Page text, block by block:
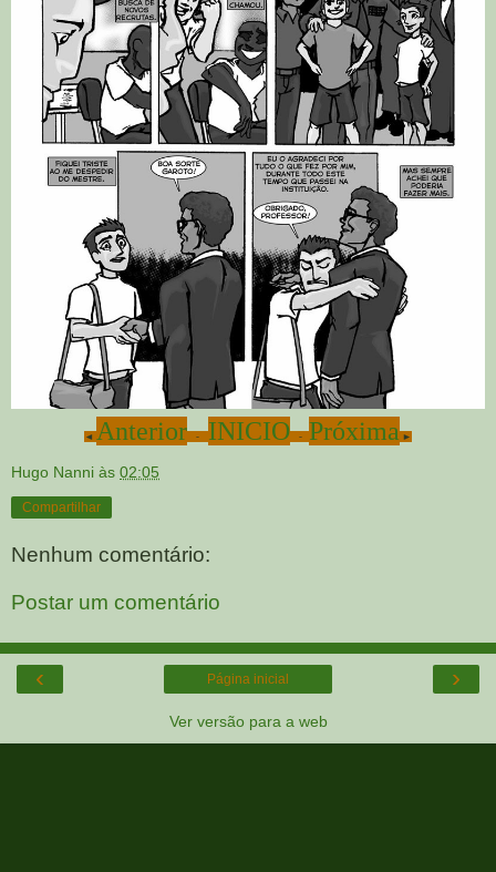
◄ Anterior - INICIO - Próxima ►
Hugo Nanni às 02:05
Compartilhar
Nenhum comentário:
Postar um comentário
‹ ›
Página inicial
Ver versão para a web